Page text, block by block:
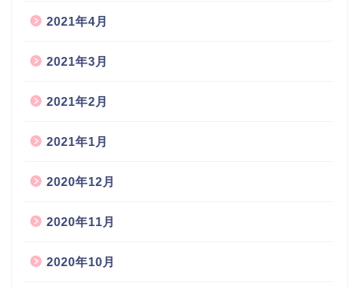
2021年4月
2021年3月
2021年2月
2021年1月
2020年12月
2020年11月
2020年10月